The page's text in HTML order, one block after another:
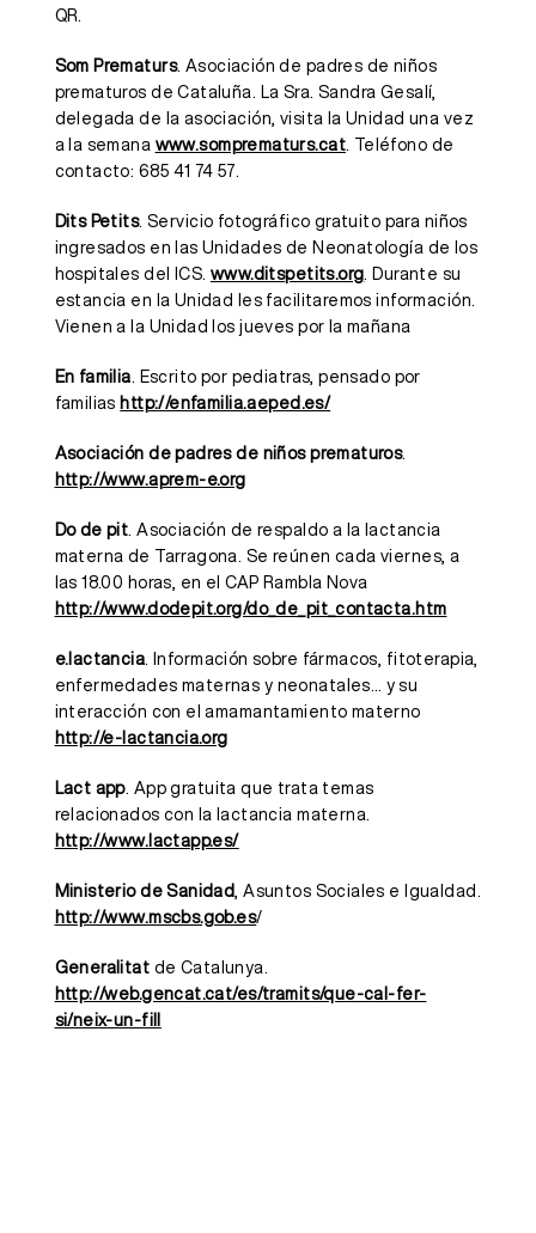
QR.
Som Prematurs. Asociación de padres de niños
prematuros de Cataluña. La Sra. Sandra Gesalí,
delegada de la asociación, visita la Unidad una vez
a la semana www.somprematurs.cat. Teléfono de
contacto: 685 41 74 57.
Dits Petits. Servicio fotográfico gratuito para niños
ingresados en las Unidades de Neonatología de los
hospitales del ICS. www.ditspetits.org. Durante su
estancia en la Unidad les facilitaremos información.
Vienen a la Unidad los jueves por la mañana
En familia. Escrito por pediatras, pensado por
familias http://enfamilia.aeped.es/
Asociación de padres de niños prematuros.
http://www.aprem-e.org
Do de pit. Asociación de respaldo a la lactancia
materna de Tarragona. Se reúnen cada viernes, a
las 18.00 horas, en el CAP Rambla Nova
http://www.dodepit.org/do_de_pit_contacta.htm
e.lactancia. Información sobre fármacos, fitoterapia,
enfermedades maternas y neonatales… y su
interacción con el amamantamiento materno
http://e-lactancia.org
Lact app. App gratuita que trata temas
relacionados con la lactancia materna.
http://www.lactapp.es/
Ministerio de Sanidad , Asuntos Sociales e Igualdad.
http://www.mscbs.gob.es/
Generalitat de Catalunya.
http://web.gencat.cat/es/tramits/que-cal-fer-
si/neix-un-fill